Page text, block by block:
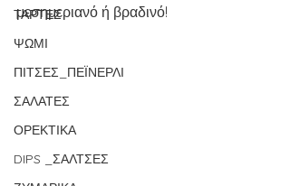
ΤΑΡΤΕΣ
ΨΩΜΙ
ΠΙΤΣΕΣ_ΠΕΪΝΕΡΛΙ
ΣΑΛΑΤΕΣ
ΟΡΕΚΤΙΚΑ
DIPS _ΣΑΛΤΣΕΣ
μεσημεριανό ή βραδινό!